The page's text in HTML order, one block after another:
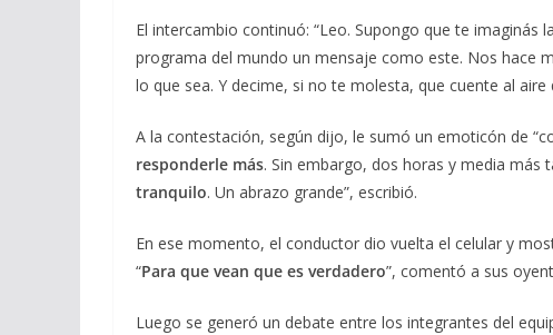
El intercambio continuó: “Leo. Supongo que te imaginás
programa del mundo un mensaje como este. Nos hace
lo que sea. Y decime, si no te molesta, que cuente al
A la contestación, según dijo, le sumó un emoticón de
responderle más. Sin embargo, dos horas y media más
tranquilo. Un abrazo grande”, escribió.
En ese momento, el conductor dio vuelta el celular y
“Para que vean que es verdadero”, comentó a sus
Luego se generó un debate entre los integrantes del